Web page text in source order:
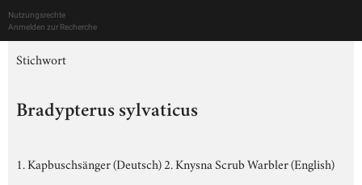
Nutzungsrechte
Anmelden zur Recherche
Stichwort
Bradypterus sylvaticus
1. Kapbuschsänger (Deutsch) 2. Knysna Scrub Warbler (English)